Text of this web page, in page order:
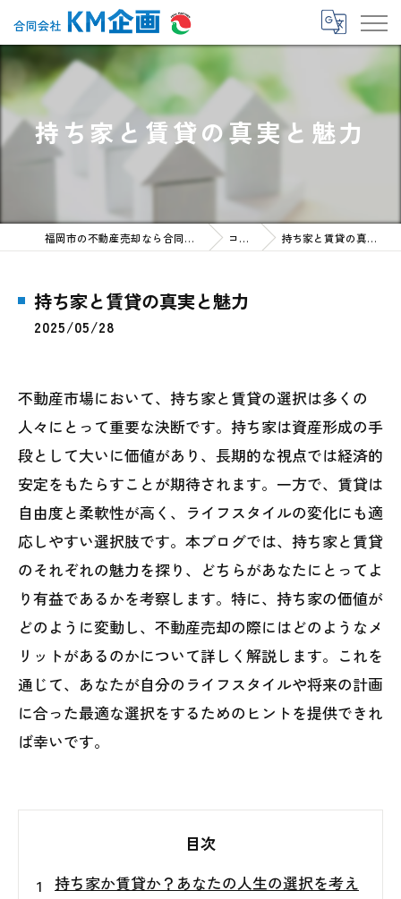
持ち家と賃貸の真実と魅力
福岡市の不動産売却なら合同会社KM企画 コラム 持ち家と賃貸の真実と魅力
持ち家と賃貸の真実と魅力
2025/05/28
不動産市場において、持ち家と賃貸の選択は多くの
人々にとって重要な決断です。持ち家は資産形成の手
段として大いに価値があり、長期的な視点では経済的
安定をもたらすことが期待されます。一方で、賃貸は
自由度と柔軟性が高く、ライフスタイルの変化にも適
応しやすい選択肢です。本ブログでは、持ち家と賃貸
のそれぞれの魅力を探り、どちらがあなたにとってよ
り有益であるかを考察します。特に、持ち家の価値が
どのように変動し、不動産売却の際にはどのようなメ
リットがあるのかについて詳しく解説します。これを
通じて、あなたが自分のライフスタイルや将来の計画
に合った最適な選択をするためのヒントを提供できれ
ば幸いです。
目次
持ち家か賃貸か？あなたの人生の選択を考え